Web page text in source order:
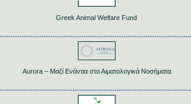
Greek Animal Welfare Fund
Aurora – Μαζί Ενάντια στα Αιματολογικά Νοσήματα